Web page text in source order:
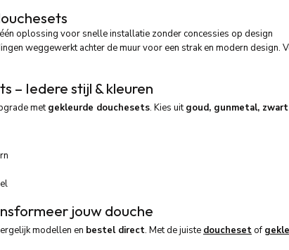
oplossing voor snelle installatie zonder concessies op design
weggewerkt achter de muur voor een strak en modern design.
– Iedere stijl & kleuren
metgekleurde douchesets. Kies uitgoud, gunmetal, zwart
jouw douche
modellen en bestel direct. Met de juiste douchesetof